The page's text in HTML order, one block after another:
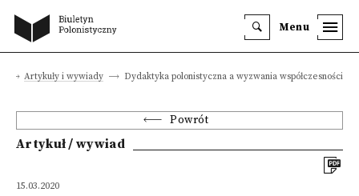
Menu
Artykuły i wywiady Dydaktyka polonistyczna a wyzwania współczesności
Powrót
Artykuł / wywiad
15.03.2020